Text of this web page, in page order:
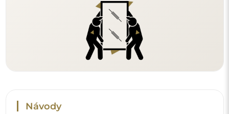
akcemi, objevujte trendy v dekoraci a hledejte nápady